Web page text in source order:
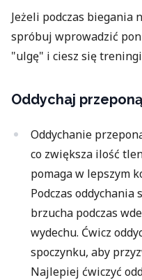
Jeżeli podczas biegania
spróbuj wprowadzić
"ulgę" i ciesz się
Oddychaj przeponą
Oddychanie
co zwiększa ilość
pomaga w lepszym
Podczas
brzucha podczas
wydechu. Ćwicz
spoczynku, aby
Najlepiej ćwiczyć